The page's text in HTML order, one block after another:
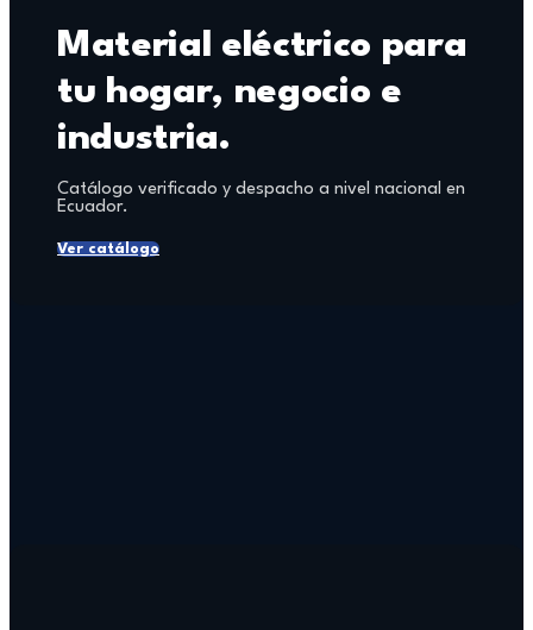
Material eléctrico para
tu hogar, negocio e
industria.
Catálogo verificado y despacho a nivel nacional en
Ecuador.
Ver catálogo